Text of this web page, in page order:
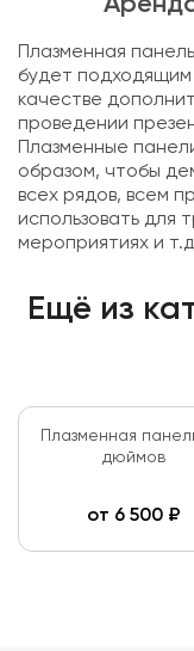
Плазменная
будет
качестве
проведении
Плазменные
образом, чтобы
всех рядов, всем
использовать для
мероприятиях и
Ещё из
Плазменная
дюймов
от 6 500₽